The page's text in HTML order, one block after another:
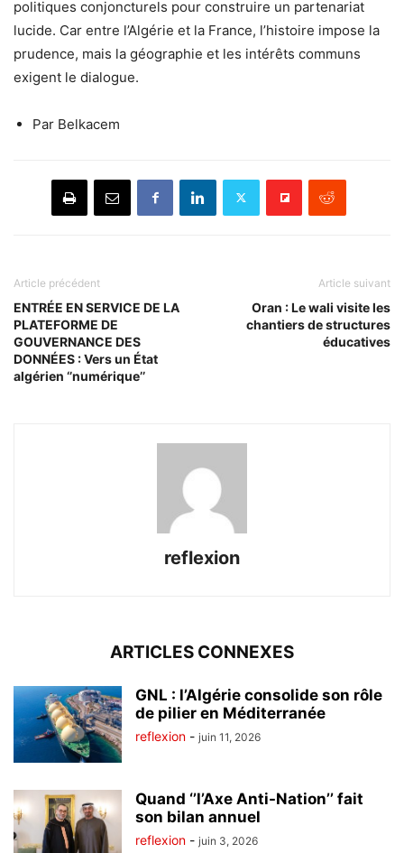
politiques conjoncturels pour construire un partenariat
lucide. Car entre l’Algérie et la France, l’histoire impose la
prudence, mais la géographie et les intérêts communs
exigent le dialogue.
Par Belkacem
Article précédent
ENTRÉE EN SERVICE DE LA
PLATEFORME DE
GOUVERNANCE DES
DONNÉES : Vers un État
algérien ‘’numérique’’
Article suivant
Oran : Le wali visite les
chantiers de structures
éducatives
reflexion
ARTICLES CONNEXES
GNL : l’Algérie consolide son rôle
de pilier en Méditerranée
reflexion - juin 11, 2026
Quand ‘’l’Axe Anti-Nation’’ fait
son bilan annuel
reflexion - juin 3, 2026